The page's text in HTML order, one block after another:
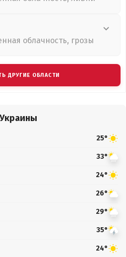
облачность, грозы
ДРУГИЕ ОБЛАСТИ
25°
33°
24°
26°
29°
35°
24°